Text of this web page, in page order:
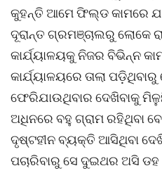
କୁହନ୍ତି ଆମେ ଫିଲ୍ଡ କାମରେ
ଦୂରାନ୍ତ ଗ୍ରମଞ୍ଚାଲରୁ ଲୋକେ
କାର୍ଯ୍ୟାଳୟକୁ ନିଜର ବିଭିନ୍ନ
କାର୍ଯ୍ୟାଳୟରେ ତାଲା
ଫେରିଯାଉଥିବାର ଦେଖିବାକୁ
ଅଧିନରେ ବହୁ ଗ୍ରାମ ରହିଥିବା
ଦୃଷ୍ଟହୀନ ବ୍ୟକ୍ତି ଆସିଥିବା
ପଚାରିବାରୁ ସେ ଦୁଇଥର ଅସି